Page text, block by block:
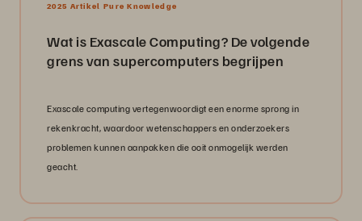
2025 Artikel Pure Knowledge
Wat is Exascale Computing? De volgende
grens van supercomputers begrijpen
Exascale computing vertegenwoordigt een enorme sprong in
rekenkracht, waardoor wetenschappers en onderzoekers
problemen kunnen aanpakken die ooit onmogelijk werden
geacht.